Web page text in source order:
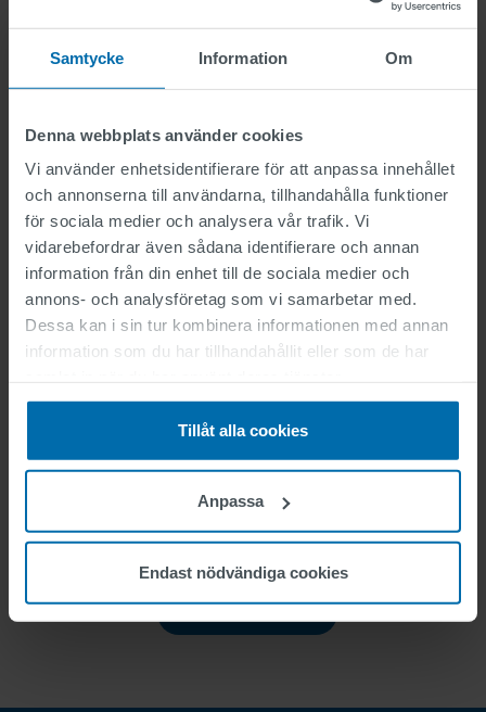
Samtycke Information Om
Denna webbplats använder cookies
Vi använder enhetsidentifierare för att anpassa innehållet
och annonserna till användarna, tillhandahålla funktioner
för sociala medier och analysera vår trafik. Vi
vidarebefordrar även sådana identifierare och annan
information från din enhet till de sociala medier och
annons- och analysföretag som vi samarbetar med.
Dessa kan i sin tur kombinera informationen med annan
information som du har tillhandahållit eller som de har
Tillåt alla cookies
Anpassa
Endast nödvändiga cookies
Attachment
Enbart en fil.
Begränsning 2 MB.
Tillåtna filtyper: jpg jpeg png pdf.
Här hittar du vår integritetspolicy ..